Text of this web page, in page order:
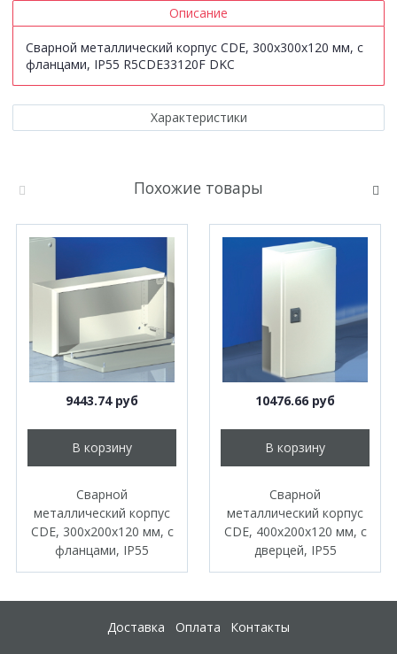
Описание
Сварной металлический корпус CDE, 300х300х120 мм, с
фланцами, IP55 R5CDE33120F DKC
Характеристики
Похожие товары
9443.74 руб
В корзину
Сварной
металлический корпус
CDE, 300х200х120 мм, с
фланцами, IP55
10476.66 руб
В корзину
Сварной
металлический корпус
CDE, 400х200х120 мм, с
дверцей, IP55
Доставка Оплата Контакты